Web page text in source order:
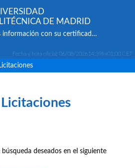
Fecha y hora oficial: 06/08/202614:39h+01:00 CET
DE MADRID
con su certificado digital
deseados en el siguiente